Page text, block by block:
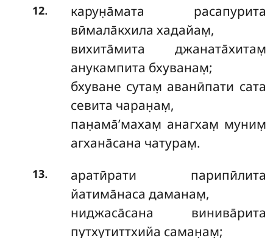
12.
карун̣а̄мата расапурита
вӣмала̄кхила хадайам̣,
вихита̄мита джаната̄хитам̣
анукампита бхуванам̣;
бхуване сутам̣ аванӣпати сата
севита чаран̣ам̣,
пан̣ама̄’махам̣ анагхам̣ муним̣
агхана̄сана чатурам̣.
13.
аратӣрати парипӣлита
йатима̄наса даманам̣,
ниджаса̄сана винива̄рита
путхутиттхийа саман̣ам̣;